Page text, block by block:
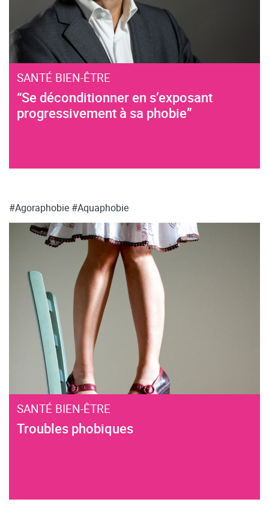
SANTÉ BIEN-ÊTRE
“Se déconditionner en s’exposant
progressivement à sa phobie”
#Agoraphobie #Aquaphobie
SANTÉ BIEN-ÊTRE
Troubles phobiques